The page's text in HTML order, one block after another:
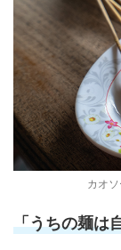
カオ
「うちの麺は